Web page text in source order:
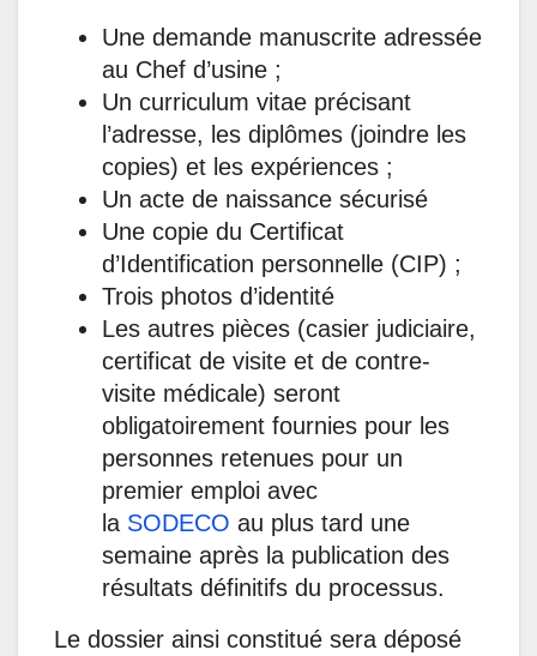
Une demande manuscrite adressée
au Chef d’usine ;
Un curriculum vitae précisant
l’adresse, les diplômes (joindre les
copies) et les expériences ;
Un acte de naissance sécurisé
Une copie du Certificat
d’Identification personnelle (CIP) ;
Trois photos d’identité
Les autres pièces (casier judiciaire,
certificat de visite et de contre-
visite médicale) seront
obligatoirement fournies pour les
personnes retenues pour un
premier emploi avec
la SODECO au plus tard une
semaine après la publication des
résultats définitifs du processus.
Le dossier ainsi constitué sera déposé